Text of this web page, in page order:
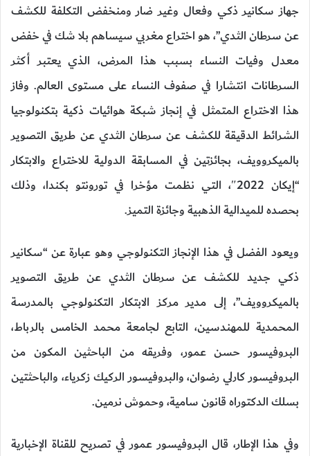
جهاز سكانير ذكي وفعال وغير ضار ومنخفض التكلفة للكشف
عن سرطان الثدي”، هو اختراع مغربي سيساهم بلا شك في خفض
معدل وفيات النساء بسبب هذا المرض، الذي يعتبر أكثر
السرطانات انتشارا في صفوف النساء على مستوى العالم. وفاز
هذا الاختراع المتمثل في إنجاز شبكة هوائيات ذكية بتكنولوجيا
الشرائط الدقيقة للكشف عن سرطان الثدي عن طريق التصوير
بالميكروويف، بجائزتين في المسابقة الدولية للاختراع والابتكار
“إيكان 2022″، التي نظمت مؤخرا في تورونتو بكندا، وذلك
بحصده للميدالية الذهبية وجائزة التميز.
ويعود الفضل في هذا الإنجاز التكنولوجي وهو عبارة عن “سكانير
ذكي جديد للكشف عن سرطان الثدي عن طريق التصوير
بالميكروويف”، إلى مدير مركز الابتكار التكنولوجي بالمدرسة
المحمدية للمهندسين، التابع لجامعة محمد الخامس بالرباط،
البروفيسور حسن عمور، وفريقه من الباحثين المكون من
البروفيسور كارلي رضوان، والبروفيسور الركيك زكرياء، والباحثتين
بسلك الدكتوراه قانون سامية، وحموش نرمين.
وفي هذا الإطار، قال البروفيسور عمور في تصريح للقناة الإخبارية